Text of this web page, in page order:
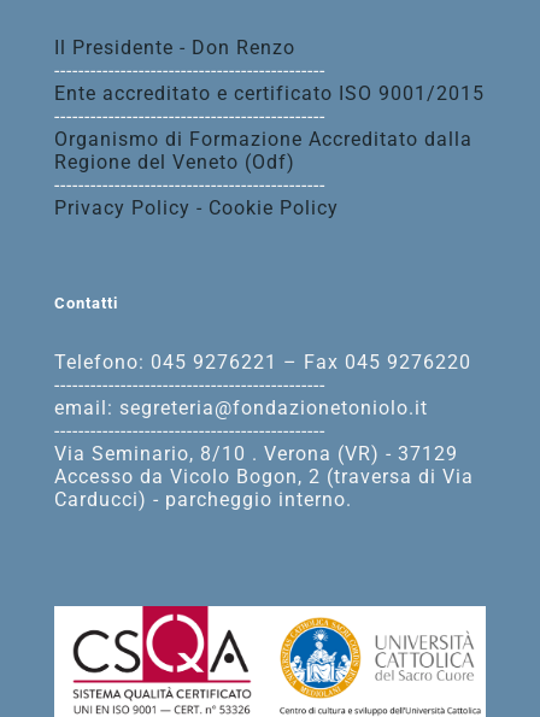
Il Presidente - Don Renzo
---------------------------------------------
Ente accreditato e certificato ISO 9001/2015
---------------------------------------------
Organismo di Formazione Accreditato dalla
Regione del Veneto (Odf)
---------------------------------------------
Privacy Policy - Cookie Policy
Contatti
Telefono: 045 9276221 – Fax 045 9276220
---------------------------------------------
email: segreteria@fondazionetoniolo.it
---------------------------------------------
Via Seminario, 8/10 . Verona (VR) - 37129
Accesso da Vicolo Bogon, 2 (traversa di Via
Carducci) - parcheggio interno.